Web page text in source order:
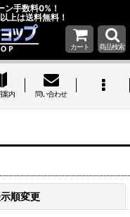
手数料0%！
上は送料無料！
カート 商品検索
案内 問い合わせ
順変更